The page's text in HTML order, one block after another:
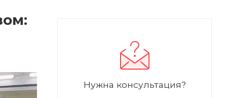
Нужна консультация?